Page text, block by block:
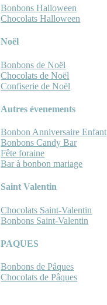
Bonbons Halloween
Chocolats Halloween
Noël
Bonbons de Noël
Chocolats de Noël
Confiserie de Noël
Autres évenements
Bonbon Anniversaire Enfant
Bonbons Candy Bar
Fête foraine
Bar à bonbon mariage
Saint Valentin
Chocolats Saint-Valentin
Bonbons Saint-Valentin
PAQUES
Bonbons de Pâques
Chocolats de Pâques